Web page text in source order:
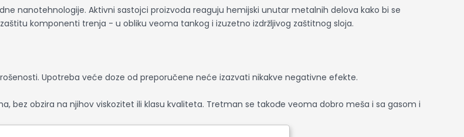
nanotehnologije. Aktivni sastojci proizvoda reaguju hemijski unutar metalnih delova kako bi se
komponenti trenja - u obliku veoma tankog i izuzetno izdržljivog zaštitnog sloja.
Upotreba veće doze od preporučene neće izazvati nikakve negativne efekte.
bez obzira na njihov viskozitet ili klasu kvaliteta. Tretman se takođe veoma dobro meša i sa gasom i